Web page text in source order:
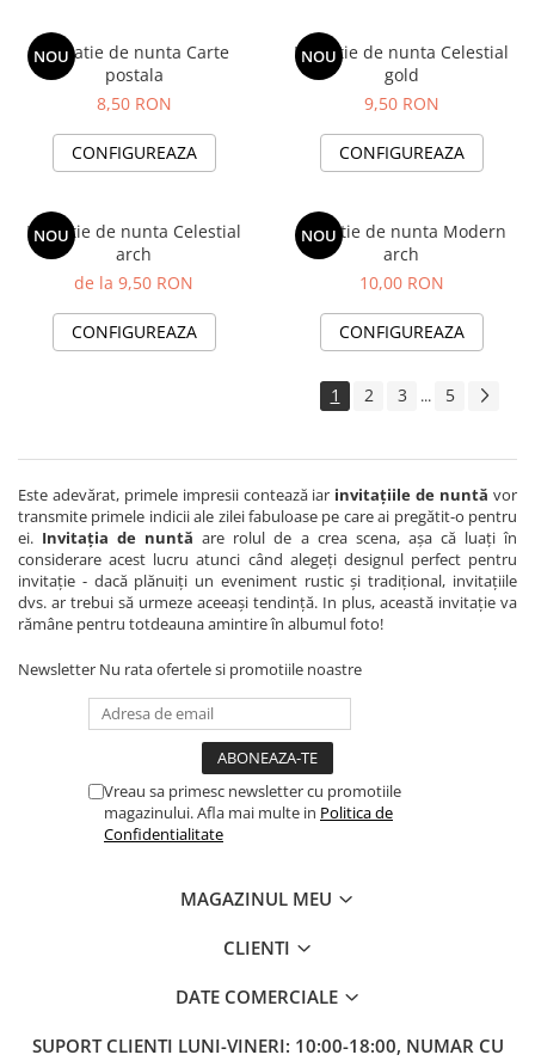
NOU
Invitatie de nunta Carte
postala
8,50 RON
CONFIGUREAZA
NOU
Invitatie de nunta Celestial
gold
9,50 RON
CONFIGUREAZA
NOU
Invitatie de nunta Celestial
arch
de la 9,50 RON
CONFIGUREAZA
NOU
Invitatie de nunta Modern
arch
10,00 RON
CONFIGUREAZA
1 2 3 ... 5
Este adevărat, primele impresii contează iar invitațiile de nuntă vor
transmite primele indicii ale zilei fabuloase pe care ai pregătit-o pentru
ei. Invitația de nuntă are rolul de a crea scena, așa că luați în
considerare acest lucru atunci când alegeți designul perfect pentru
invitație - dacă plănuiți un eveniment rustic și tradițional, invitațiile
dvs. ar trebui să urmeze aceeași tendință. In plus, această invitație va
rămâne pentru totdeauna amintire în albumul foto!
Newsletter Nu rata ofertele si promotiile noastre
Vreau sa primesc newsletter cu promotiile
magazinului. Afla mai multe in Politica de
Confidentialitate
MAGAZINUL MEU
CLIENTI
DATE COMERCIALE
SUPORT CLIENTI LUNI-VINERI: 10:00-18:00, NUMAR CU